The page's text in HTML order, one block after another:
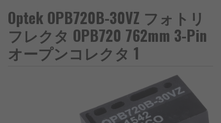
Optek OPB720B-30VZ フォトリ
フレクタ OPB720 762mm 3-Pin
オープンコレクタ 1